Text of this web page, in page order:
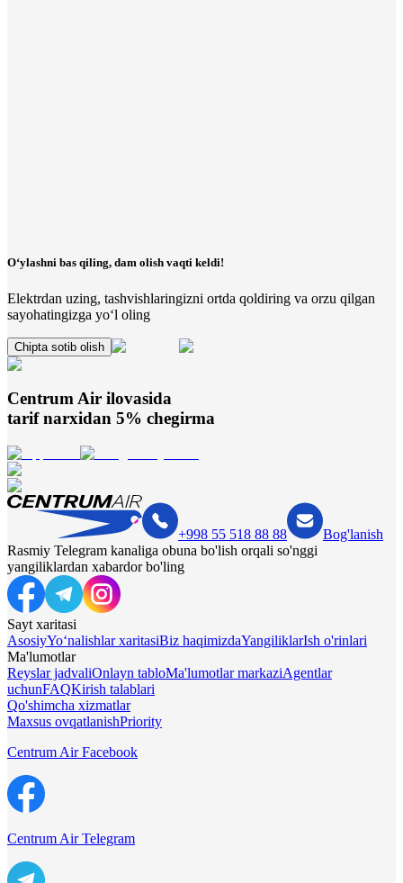
O‘ylashni bas qiling, dam olish vaqti keldi!
Elektrdan uzing, tashvishlaringizni ortda qoldiring va orzu qilgan
sayohatingizga yo‘l oling
Chipta sotib olish
Centrum Air ilovasida
tarif narxidan 5% chegirma
+998 55 518 88 88
Bog'lanish
Rasmiy Telegram kanaliga obuna bo'lish orqali so'nggi
yangiliklardan xabardor bo'ling
Sayt xaritasi
AsosiyYo‘nalishlar xaritasiBiz haqimizdaYangiliklarIsh o'rinlari
Ma'lumotlar
Reyslar jadvaliOnlayn tabloMa'lumotlar markaziAgentlar
uchunFAQKirish talablari
Qo'shimcha xizmatlar
Maxsus ovqatlanishPriority
Centrum Air Facebook
Centrum Air Telegram